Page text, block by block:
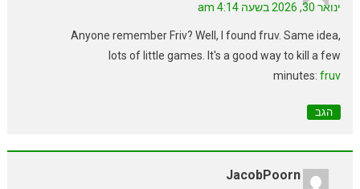
ינואר 30, 2026 בשעה 4:14 am
Anyone remember Friv? Well, I found fruv. Same idea,
lots of little games. It's a good way to kill a few
minutes:fruv
הגב
JacobPoorn